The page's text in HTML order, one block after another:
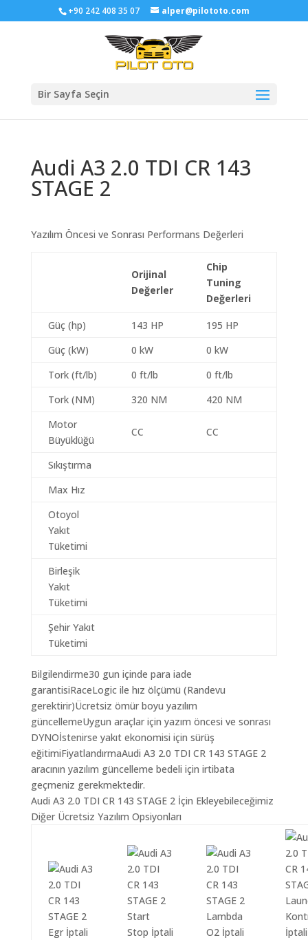
+90 242 408 35 07 alper@pilototo.com
Bir Sayfa Seçin
Audi A3 2.0 TDI CR 143
STAGE 2
Yazılım Öncesi ve Sonrası Performans Değerleri
Orijinal
Değerler
Chip
Tuning
Değerleri
Güç (hp) 143 HP
195 HP
Güç (kW)
0 kW
0 kW
Tork (ft/lb)
0 ft/lb
0 ft/lb
Tork (NM)
320 NM
420 NM
Motor
Büyüklüğü
CC CC
Sıkıştırma
Max Hız
Otoyol
Yakıt
Tüketimi
Birleşik
Yakıt
Tüketimi
Şehir Yakıt
Tüketimi
Bilgilendirme30 gun içinde para iade
garantisiRaceLogic ile hız ölçümü (Randevu
gerektirir)Ücretsiz ömür boyu yazılım
güncellemeUygun araçlar için yazım öncesi ve sonrası
DYNOİstenirse yakıt ekonomisi için sürüş
eğitimiFiyatlandırmaAudi A3 2.0 TDI CR 143 STAGE 2
aracının yazılım güncelleme bedeli için irtibata
geçmeniz gerekmektedir.
Audi A3 2.0 TDI CR 143 STAGE 2 İçin Ekleyebileceğimiz
Diğer Ücretsiz Yazılım Opsiyonları